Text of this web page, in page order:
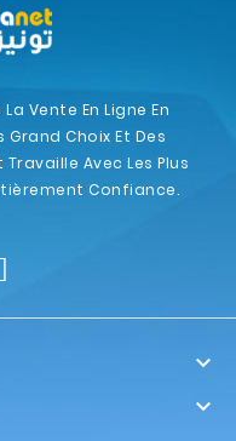
Vente En Ligne En
Grand Choix Et Des
Travaille Avec Les Plus
Confiance.

